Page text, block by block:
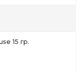
15 гр.